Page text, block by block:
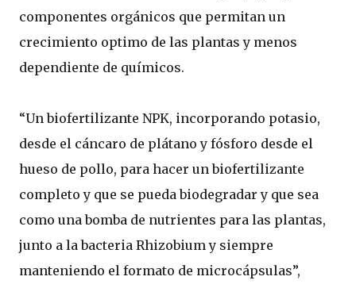
componentes orgánicos que permitan un
crecimiento optimo de las plantas y menos
dependiente de químicos.
“Un biofertilizante NPK, incorporando potasio,
desde el cáncaro de plátano y fósforo desde el
hueso de pollo, para hacer un biofertilizante
completo y que se pueda biodegradar y que sea
como una bomba de nutrientes para las plantas,
junto a la bacteria Rhizobium y siempre
manteniendo el formato de microcápsulas”,